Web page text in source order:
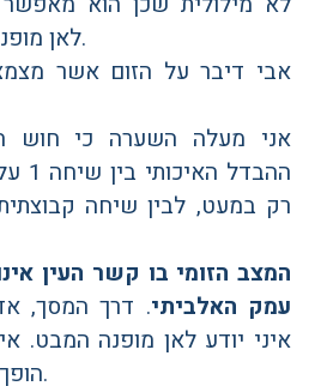
לאן מופנה מבטו של הזולת.
אבי דיבר על הזום אשר
אני מעלה השערה כי חוש
רק במעט, לבין שיחה
המצב הזומי בו קשר העין
עמק האלביתי. דרך המסך,
איני יודע לאן מופנה המבט.
הופך רובוטי, לא מובחן.